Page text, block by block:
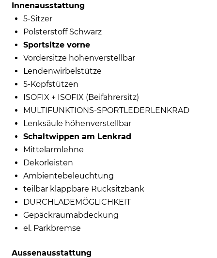
Innenausstattung
5-Sitzer
Polsterstoff Schwarz
Sportsitze vorne
Vordersitze höhenverstellbar
Lendenwirbelstütze
5-Kopfstützen
ISOFIX + ISOFIX (Beifahrersitz)
MULTIFUNKTIONS-SPORTLEDERLENKRAD
Lenksäule höhenverstellbar
Schaltwippen am Lenkrad
Mittelarmlehne
Dekorleisten
Ambientebeleuchtung
teilbar klappbare Rücksitzbank
DURCHLADEMÖGLICHKEIT
Gepäckraumabdeckung
el. Parkbremse
Aussenausstattung